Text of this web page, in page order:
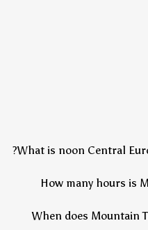
What is noon Central
How many hours is
When does Mountain